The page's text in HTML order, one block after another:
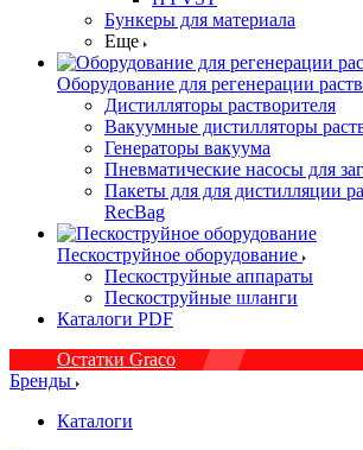
Бункеры для материала
Еще
Оборудование для регенерации
Дистилляторы растворителя
Вакуумные дистилляторы
Генераторы вакуума
Пневматические насосы для
Пакеты для для дистилляции
RecBag
Пескоструйное оборудование
Пескоструйные аппараты
Пескоструйные шланги
Каталоги PDF
Остатки Graco
Бренды
Каталоги